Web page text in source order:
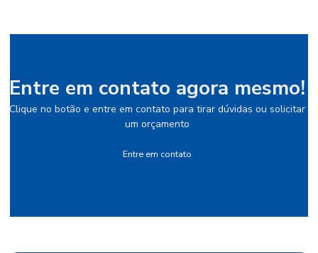
Entre em contato agora mesmo!
Clique no botão e entre em contato para tirar dúvidas ou solicitar
um orçamento
Entre em contato